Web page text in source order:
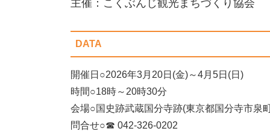
主催：こくぶんじ観光まちづくり協会
DATA
開催日○2026年3月20日(金)～4月5日(日)
時間○18時～20時30分
会場○国史跡武蔵国分寺跡(東京都国分寺市泉
問合せ○☎ 042-326-0202